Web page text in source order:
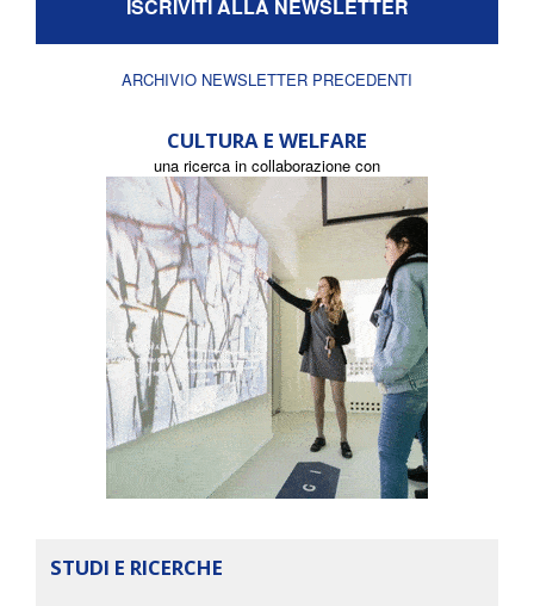
ISCRIVITI ALLA NEWSLETTER
ARCHIVIO NEWSLETTER PRECEDENTI
CULTURA E WELFARE
una ricerca in collaborazione con
STUDI E RICERCHE